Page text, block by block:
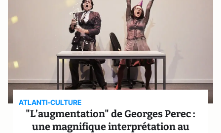
ATLANTI-CULTURE
"L’augmentation" de Georges Perec :
une magnifique interprétation au